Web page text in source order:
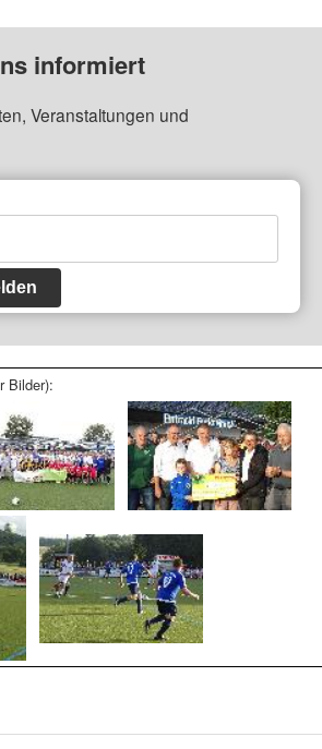
informiert
Veranstaltungen und
Bilder):